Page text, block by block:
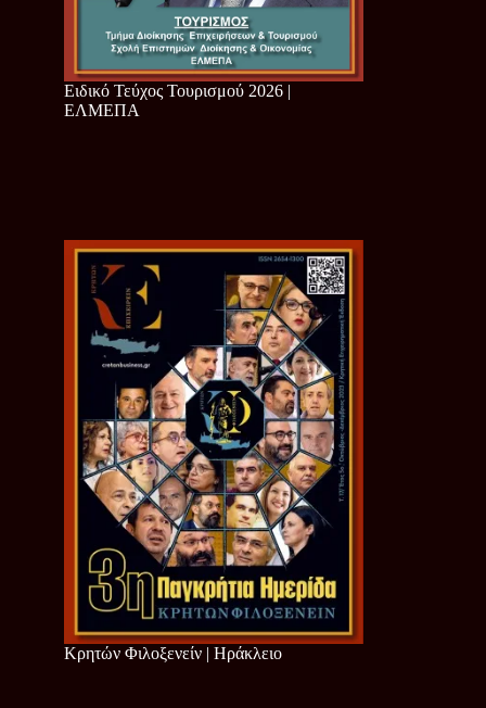
Ειδικό Τεύχος Τουρισμού 2026 |
ΕΛΜΕΠΑ
Κρητών Φιλοξενείν | Ηράκλειο